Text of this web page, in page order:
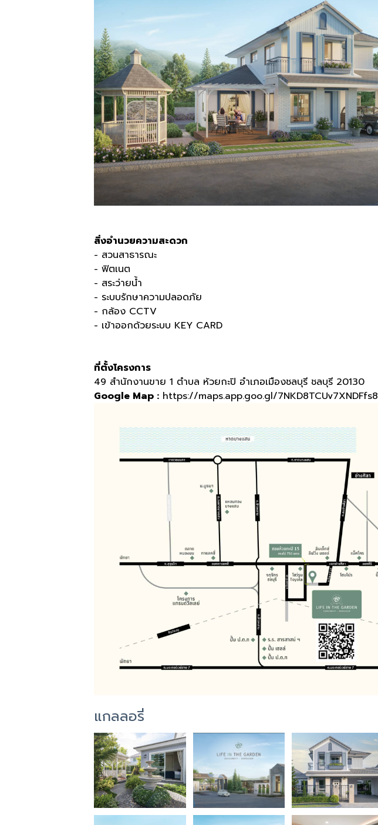
สิ่งอำนวยความสะดวก
- สวนสาธารณะ
- ฟิตเนต
- สระว่ายน้ำ
- ระบบรักษาความปลอดภัย
- กล้อง CCTV
- เข้าออกด้วยระบบ KEY CARD
ที่ตั้งโครงการ
49 สำนักงานขาย 1 ตำบล ห้วยกะปิ อำเภอเมืองชลบุรี ชลบุรี 20130
Google Map : https://maps.app.goo.gl/7NKD8TCUv7XNDFfs8
แกลลอรี่